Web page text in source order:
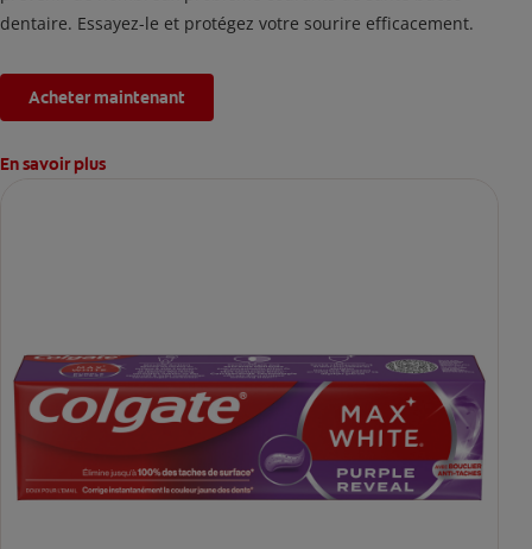
dentaire. Essayez-le et protégez votre sourire efficacement.
Acheter maintenant
En savoir plus